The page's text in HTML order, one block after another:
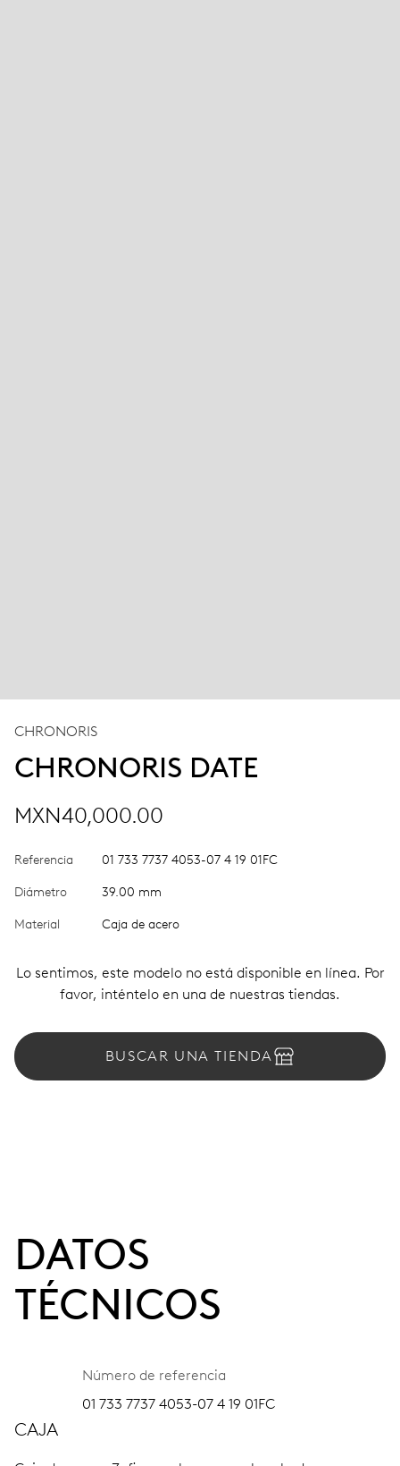
CHRONORIS
CHRONORIS DATE
MXN40,000.00
Referencia 01 733 7737 4053-07 4 19 01FC
Diámetro 39.00 mm
Material Caja de acero
Lo sentimos, este modelo no está disponible en línea. Por
favor, inténtelo en una de nuestras tiendas.
BUSCAR UNA TIENDA
DATOS
TÉCNICOS
Número de referencia
01 733 7737 4053-07 4 19 01FC
CAJA